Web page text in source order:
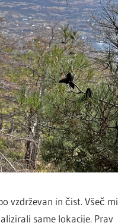
vzdrževan in čist. Všeč mi
same lokacije. Prav